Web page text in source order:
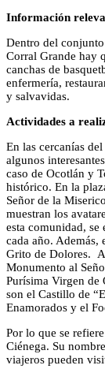
Información
Dentro del
Corral Grande hay
canchas de
enfermería,
y salvavidas.
Actividades a
En las cercanías
algunos
caso de Ocotlán y
histórico. En la
Señor de la
muestran los
esta comunidad, se
cada año. Además,
Grito de Dolores.
Monumento al
Purísima Virgen de
son el Castillo de
Enamorados y el
Por lo que se
Ciénega. Su
viajeros pueden